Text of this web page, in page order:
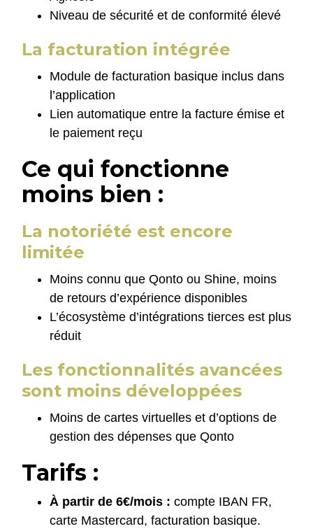
Niveau de sécurité et de conformité élevé
La facturation intégrée
Module de facturation basique inclus dans
l’application
Lien automatique entre la facture émise et
le paiement reçu
Ce qui fonctionne
moins bien :
La notoriété est encore
limitée
Moins connu que Qonto ou Shine, moins
de retours d’expérience disponibles
L’écosystème d’intégrations tierces est plus
réduit
Les fonctionnalités avancées
sont moins développées
Moins de cartes virtuelles et d’options de
gestion des dépenses que Qonto
Tarifs :
À partir de 6€/mois : compte IBAN FR,
carte Mastercard, facturation basique.